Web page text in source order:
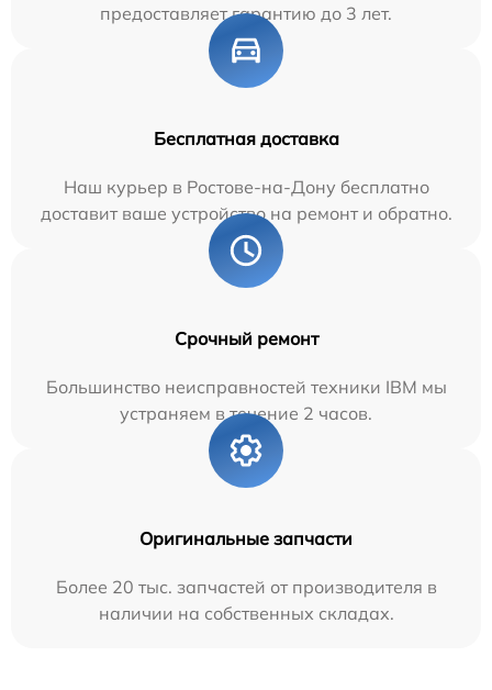
предоставляет гарантию до 3 лет.
Бесплатная доставка
Наш курьер в Ростове-на-Дону бесплатно
доставит ваше устройство на ремонт и обратно.
Срочный ремонт
Большинство неисправностей техники IBM мы
устраняем в течение 2 часов.
Оригинальные запчасти
Более 20 тыс. запчастей от производителя в
наличии на собственных складах.